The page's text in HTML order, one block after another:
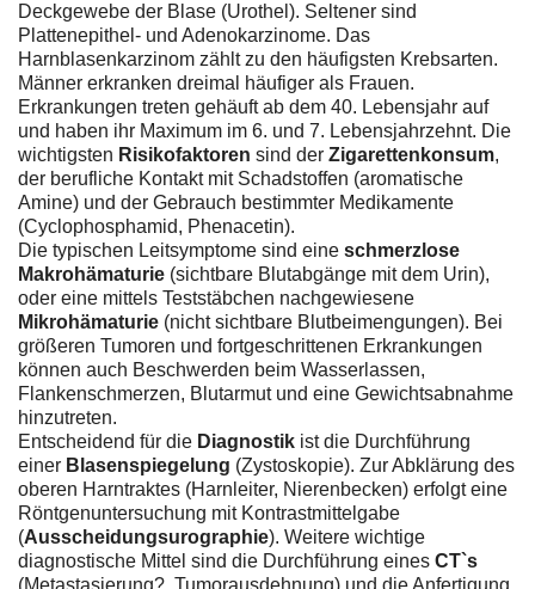
Deckgewebe der Blase (Urothel). Seltener sind
Plattenepithel- und Adenokarzinome. Das
Harnblasenkarzinom zählt zu den häufigsten Krebsarten.
Männer erkranken dreimal häufiger als Frauen.
Erkrankungen treten gehäuft ab dem 40. Lebensjahr auf
und haben ihr Maximum im 6. und 7. Lebensjahrzehnt. Die
wichtigsten Risikofaktoren sind der Zigarettenkonsum,
der berufliche Kontakt mit Schadstoffen (aromatische
Amine) und der Gebrauch bestimmter Medikamente
(Cyclophosphamid, Phenacetin).
Die typischen Leitsymptome sind eine schmerzlose
Makrohämaturie (sichtbare Blutabgänge mit dem Urin),
oder eine mittels Teststäbchen nachgewiesene
Mikrohämaturie (nicht sichtbare Blutbeimengungen). Bei
größeren Tumoren und fortgeschrittenen Erkrankungen
können auch Beschwerden beim Wasserlassen,
Flankenschmerzen, Blutarmut und eine Gewichtsabnahme
hinzutreten.
Entscheidend für die Diagnostik ist die Durchführung
einer Blasenspiegelung (Zystoskopie). Zur Abklärung des
oberen Harntraktes (Harnleiter, Nierenbecken) erfolgt eine
Röntgenuntersuchung mit Kontrastmittelgabe
(Ausscheidungsurographie). Weitere wichtige
diagnostische Mittel sind die Durchführung eines CT`s
(Metastasierung?, Tumorausdehnung) und die Anfertigung